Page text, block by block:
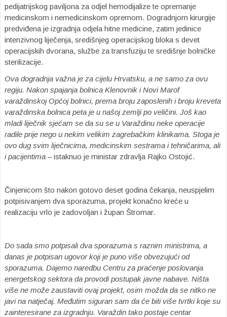
pedijatrijskog paviljona za odjel hemodijalize te opremanje
medicinskom i nemedicinskom opremom. Dogradnjom kirurgije
predviđena je izgradnja odjela hitne medicine, zatim jedinice
intenzivnog liječenja, središnjeg operacijskog bloka s devet
operacijskih dvorana, službe za transfuziju te središnje bolničke
sterilizacije.
Ova dogradnja važna je za cijelu Hrvatsku, a ne samo za ovu
regiju. Nakon spajanja bolnica Klenovnik i Novi Marof
varaždinskoj Općoj bolnici, prema broju zaposlenih i broju kreveta
varaždinska bolnica peta je u našoj zemlji po veličini. Još kao
mladi liječnik sjećam se da su se u Varaždinu neke operacije
radile prije nego u nekim velikim zagrebačkim klinikama. Stoga je
ovo dug svim liječnicima, medicinskim sestrama i tehničarima, ali
i pacijentima – istaknuo je ministar zdravlja Rajko Ostojić.
Činjenicom što nakon gotovo deset godina čekanja, neuspjelim
potpisivanjem dva sporazuma, projekt konačno kreće u
realizaciju vrlo je zadovoljan i župan Štromar.
Do sada smo potpisali dva sporazuma s raznim ministrima, a
danas je potpisan ugovor koji je puno više obvezujući od
sporazuma. Dajemo naredbu Centru za praćenje poslovanja
energetskog sektora da provodi postupak javne nabave. Ništa
više ne može zaustaviti ovaj projekt, osim možda da se nitko ne
javi na natječaj. Međutim siguran sam da će biti više tvrtki koje su
zainteresirane za izgradnju. Varaždin tako postaje centar